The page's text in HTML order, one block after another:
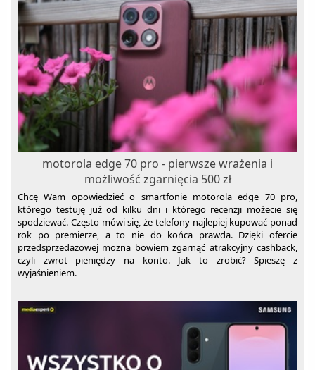
motorola edge 70 pro - pierwsze wrażenia i
możliwość zgarnięcia 500 zł
Chcę Wam opowiedzieć o smartfonie motorola edge 70 pro,
którego testuję już od kilku dni i którego recenzji możecie się
spodziewać. Często mówi się, że telefony najlepiej kupować ponad
rok po premierze, a to nie do końca prawda. Dzięki ofercie
przedsprzedażowej można bowiem zgarnąć atrakcyjny cashback,
czyli zwrot pieniędzy na konto. Jak to zrobić? Spieszę z
wyjaśnieniem.